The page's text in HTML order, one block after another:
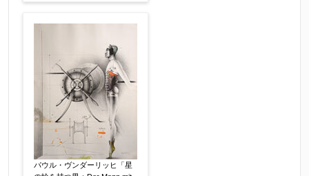
パウル・ヴンダーリッヒ「星